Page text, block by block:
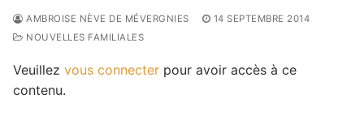
AMBROISE NÈVE DE MÉVERGNIES
14 SEPTEMBRE 2014
NOUVELLES FAMILIALES
Veuillez vous connecter pour avoir accès à ce
contenu.